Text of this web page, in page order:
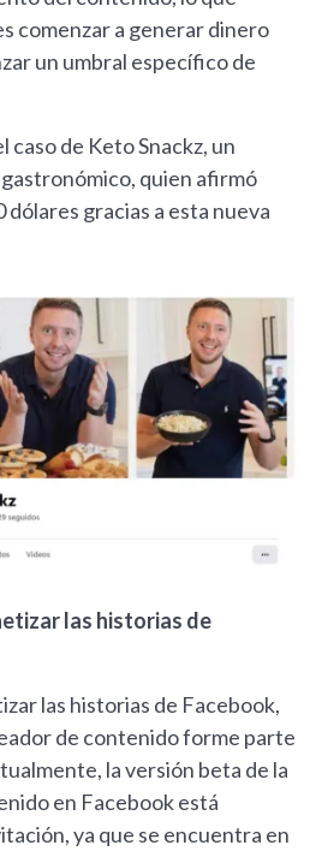
comenzar a generar dinero
un umbral específico de
caso de Keto Snackz, un
quien afirmó
dólares gracias a esta nueva
las historias de
las historias de Facebook,
de contenido forme parte
la versión beta de la
en Facebook está
ya que se encuentra en